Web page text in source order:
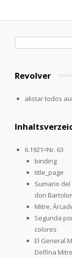
Formulario
Revolver
alistar todos
6.1921=Nr. 63
binding
title_page
Sumario
don
Mitre,
Segunda
colores
El General
Delfina